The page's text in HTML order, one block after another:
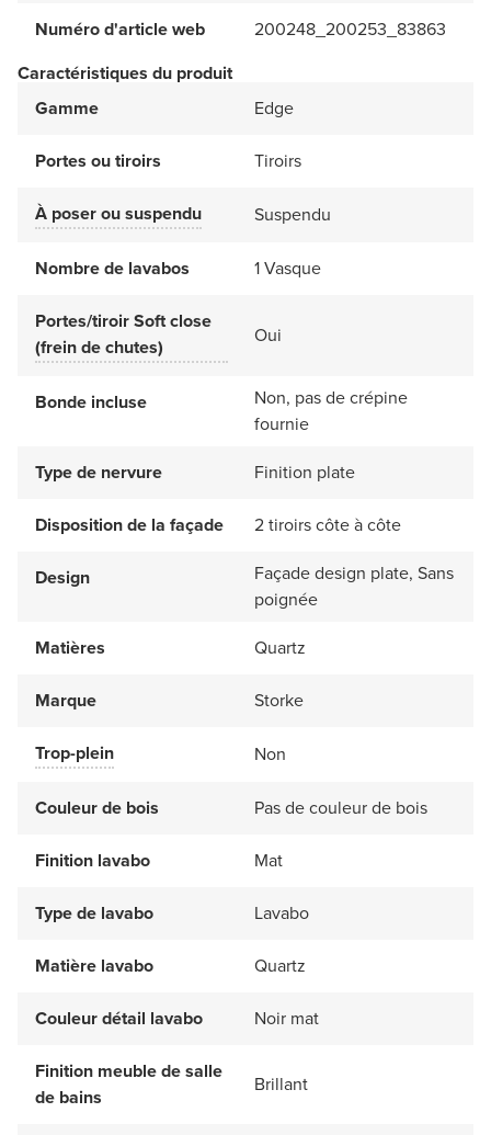
Numéro d'article web
200248_200253_83863
Caractéristiques du produit
Gamme
Edge
Portes ou tiroirs Tiroirs
À poser ou suspendu Suspendu
Nombre de lavabos 1 Vasque
Portes/tiroir Soft close
(frein de chutes)
Oui
Bonde incluse
Non, pas de crépine
fournie
Type de nervure
Finition plate
Disposition de la façade 2 tiroirs côte à côte
Design
Façade design plate, Sans
poignée
Matières
Quartz
Marque Storke
Trop-plein Non
Couleur de bois Pas de couleur de bois
Finition lavabo Mat
Type de lavabo Lavabo
Matière lavabo Quartz
Couleur détail lavabo Noir mat
Finition meuble de salle
de bains
Brillant